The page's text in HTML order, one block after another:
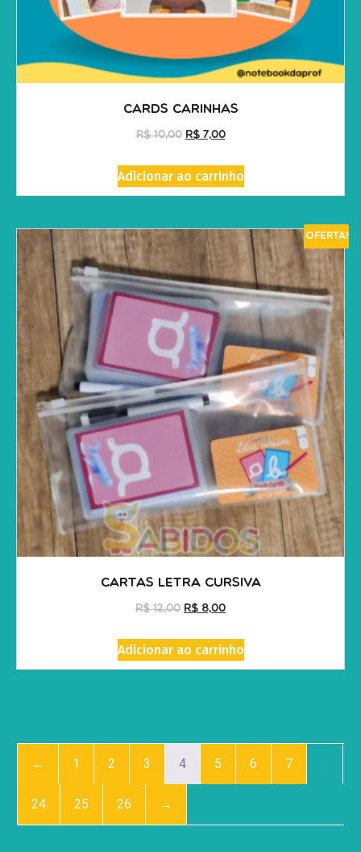
Cards Carinhas
R$10,00 R$7,00
Adicionar ao carrinho
Oferta!
Cartas Letra Cursiva
R$12,00 R$ 8,00
Adicionar ao carrinho
← 1 2 3 4 5 6 7 …
24 25 26 →